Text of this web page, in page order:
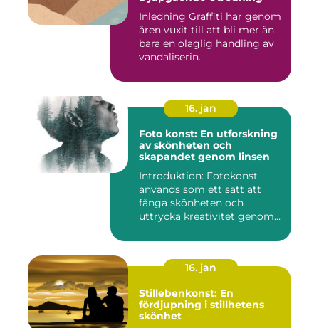
Inledning Graffiti har genom
åren vuxit till att bli mer än
bara en olaglig handling av
vandaliserin...
16. jan
Foto konst: En utforskning
av skönheten och
skapandet genom linsen
Introduktion: Fotokonst
används som ett sätt att
fånga skönheten och
uttrycka kreativitet genom
16. jan
Stillebenkonst: En
fördjupning i stillhetens
skönhet